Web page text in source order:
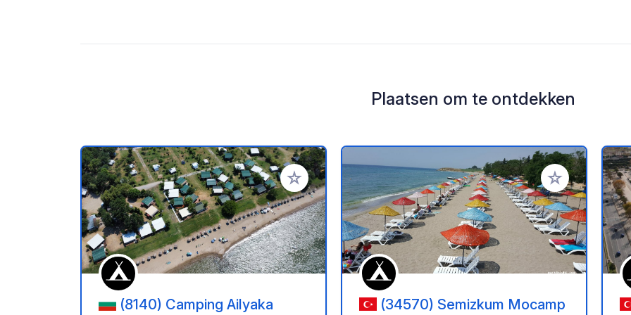
Plaatsen om te ontdekken
Voeg toe aan je favorieten
(8140) Camping Ailyaka
Voeg toe aan je
(34570) Semizkum Mocamp